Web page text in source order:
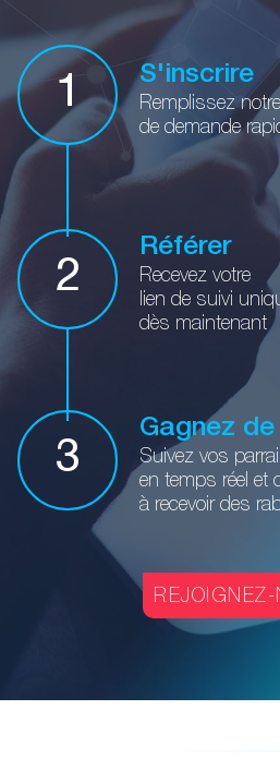
1 S'inscrire
Remplissez
de demande
2
Référer
Recevez votre
lien de suivi
dès maintenant
3
Gagnez
Suivez vos
en temps réel et
à recevoir des
REJOIGNEZ-